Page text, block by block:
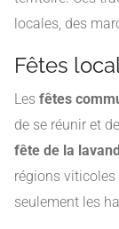
locales, des
Fêtes
Les fêtes
de se réunir et
fête de la
régions
seulement les